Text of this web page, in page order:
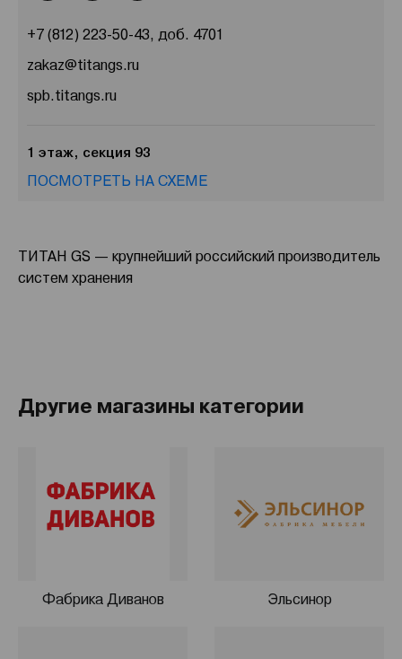
+7 (812) 223-50-43, доб. 4701
zakaz@titangs.ru
spb.titangs.ru
1 этаж, секция 93
ПОСМОТРЕТЬ НА СХЕМЕ
ТИТАН GS — крупнейший российский производитель
систем хранения
Другие магазины категории
Фабрика Диванов Эльсинор